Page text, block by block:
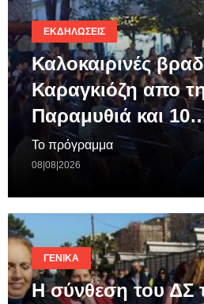
ΕΚΔΗΛΏΣΕΙΣ
Καλοκαιρινές
Καραγκιόζη απο
Παραμυθιά και
Το πρόγραμμα
08|08|2026
ΓΕΝΙΚΆ
Η σύνθεση του ΔΣ